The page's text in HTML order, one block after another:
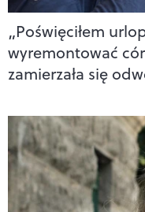
„Poświęciłem
wyremontować
zamierzała się